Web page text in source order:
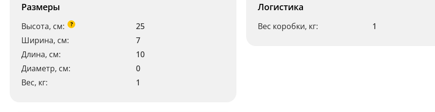
Размеры
Высота, см: ?
25
Ширина, см:
7
Длина, см:
10
Диаметр, см:
0
Вес, кг:
1
Логистика
Вес коробки, кг: 1